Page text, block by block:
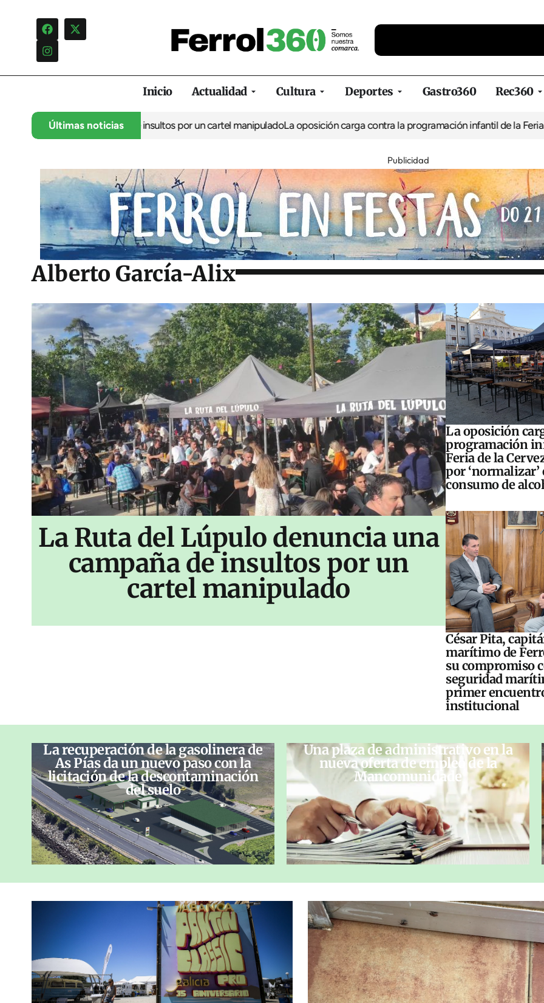
Inicio Actualidad Cultura Deportes Gastro360 Rec360
Últimas noticias
una campaña de insultos por un cartel manipulado La oposición carga contra la programación infantil de la Feria de la
Publicidad
Alberto García-Alix
La Ruta del Lúpulo denuncia una
campaña de insultos por un
cartel manipulado
La oposición
programación
Feria de la
por ‘normalizar’
consumo de
César Pita,
marítimo de
su compromiso
seguridad
primer
institucional
La recuperación de la gasolinera de
As Pías da un nuevo paso con la
licitación de la descontaminación
del suelo
Una plaza de administrativo en la
nueva oferta de empleo de la
Mancomunidade